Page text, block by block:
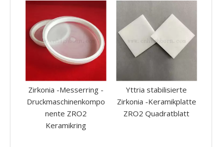
Yttria stabilisierte
Zirkonia -Keramikplatte
ZRO2 Quadratblatt
Niedrige thermische
Leitfähigkeit Hälfte YSZ
ZRO2 Röhrchen